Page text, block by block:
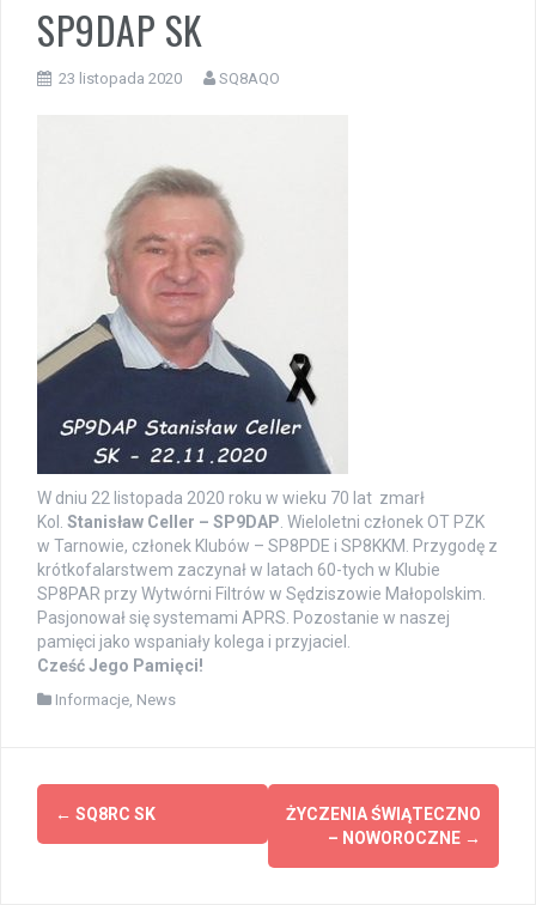
SP9DAP SK
23 listopada 2020 SQ8AQO
W dniu 22 listopada 2020 roku w wieku 70 lat zmarł
Kol. Stanisław Celler – SP9DAP . Wieloletni członek OT PZK
w Tarnowie, członek Klubów – SP8PDE i SP8KKM. Przygodę z
krótkofalarstwem zaczynał w latach 60-tych w Klubie
SP8PAR przy Wytwórni Filtrów w Sędziszowie Małopolskim.
Pasjonował się systemami APRS. Pozostanie w naszej
pamięci jako wspaniały kolega i przyjaciel.
Cześć Jego Pamięci!
Informacje, News
Zobacz
wpisy
← SQ8RC SK
ŻYCZENIA ŚWIĄTECZNO
– NOWOROCZNE →